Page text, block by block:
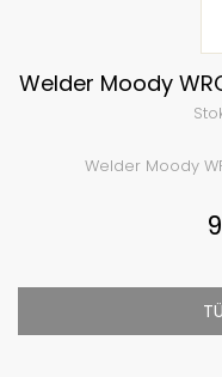
Welder Moody
Welder Moody